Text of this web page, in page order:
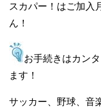
スカパー！はご加入
ん！
お手続きはカン
ます！
サッカー、野球、音